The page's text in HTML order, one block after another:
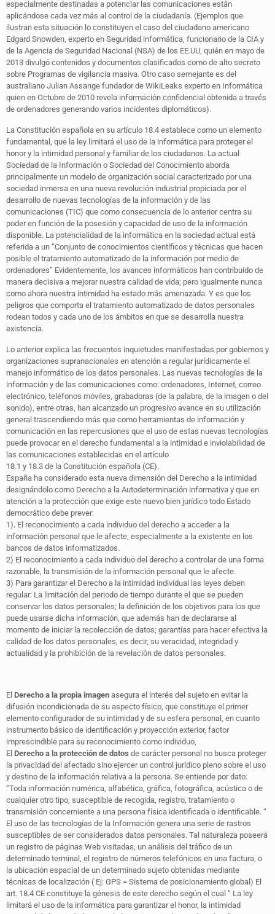
especialmente destinadas a potenciar las comunicaciones están
aplicándose cada vez más al control de la ciudadanía. (Ejemplos que
ilustran esta situación lo constituyen el caso del ciudadano americano
Edgard Snowden, experto en Seguridad informática, funcionario de la CIA y
de la Agencia de Seguridad Nacional (NSA) de los EE.UU, quién en mayo de
2013 divulgó contenidos y documentos clasificados como de alto secreto
sobre Programas de vigilancia masiva. Otro caso semejante es del
australiano Julian Assange fundador de WikiLeaks experto en Informática
quien en Octubre de 2010 revela información confidencial obtenida a través
de ordenadores generando varios incidentes diplomáticos).
La Constitución española en su artículo 18.4 establece como un elemento
fundamental, que la ley limitará el uso de la informática para proteger el
honor y la intimidad personal y familiar de los ciudadanos. La actual
Sociedad de la Información o Sociedad del Conocimiento aborda
principalmente un modelo de organización social caracterizado por una
sociedad inmersa en una nueva revolución industrial propiciada por el
desarrollo de nuevas tecnologías de la información y de las
comunicaciones (TIC) que como consecuencia de lo anterior centra su
poder en función de la posesión y capacidad de uso de la información
disponible. La potencialidad de la informática en la sociedad actual está
referida a un “Conjunto de conocimientos científicos y técnicas que hacen
posible el tratamiento automatizado de la información por medio de
ordenadores” Evidentemente, los avances informáticos han contribuido de
manera decisiva a mejorar nuestra calidad de vida; pero igualmente nunca
como ahora nuestra intimidad ha estado más amenazada. Y es que los
peligros que comporta el tratamiento automatizado de datos personales
rodean todos y cada uno de los ámbitos en que se desarrolla nuestra
existencia.
Lo anterior explica las frecuentes inquietudes manifestadas por gobiernos y
organizaciones supranacionales en atención a regular jurídicamente el
manejo informático de los datos personales. Las nuevas tecnologías de la
información y de las comunicaciones como: ordenadores, Internet, correo
electrónico, teléfonos móviles, grabadoras (de la palabra, de la imagen o del
sonido), entre otras, han alcanzado un progresivo avance en su utilización
general trascendiendo más que como herramientas de información y
comunicación en las repercusiones que el uso de estas nuevas tecnologías
puede provocar en el derecho fundamental a la intimidad e inviolabilidad de
las comunicaciones establecidas en el artículo
18.1 y 18.3 de la Constitución española (CE).
España ha considerado esta nueva dimensión del Derecho a la intimidad
designándolo como Derecho a la Autodeterminación informativa y que en
atención a la protección que exige este nuevo bien jurídico todo Estado
democrático debe prever:
1). El reconocimiento a cada individuo del derecho a acceder a la
información personal que le afecte, especialmente a la existente en los
bancos de datos informatizados.
2) El reconocimiento a cada individuo del derecho a controlar de una forma
razonable, la transmisión de la información personal que le afecte.
3) Para garantizar el Derecho a la intimidad individual las leyes deben
regular: La limitación del periodo de tiempo durante el que se pueden
conservar los datos personales; la definición de los objetivos para los que
puede usarse dicha información, que además han de declararse al
momento de iniciar la recolección de datos; garantías para hacer efectiva la
calidad de los datos personales, es decir, su veracidad, integridad y
actualidad y la prohibición de la revelación de datos personales.
El Derecho a la propia imagen asegura el interés del sujeto en evitar la
difusión incondicionada de su aspecto físico, que constituye el primer
elemento configurador de su intimidad y de su esfera personal, en cuanto
instrumento básico de identificación y proyección exterior, factor
imprescindible para su reconocimiento como individuo,
El Derecho a la protección de datos de carácter personal no busca proteger
la privacidad del afectado sino ejercer un control jurídico pleno sobre el uso
y destino de la información relativa a la persona. Se entiende por dato:
“Toda información numérica, alfabética, gráfica, fotográfica, acústica o de
cualquier otro tipo, susceptible de recogida, registro, tratamiento o
transmisión concerniente a una persona física identificada o identificable. “
El uso de las tecnologías de la Información genera una serie de rastros
susceptibles de ser considerados datos personales. Tal naturaleza poseerá
un registro de páginas Web visitadas, un análisis del tráfico de un
determinado terminal, el registro de números telefónicos en una factura, o
la ubicación espacial de un determinado sujeto obtenidas mediante
técnicas de localización ( Ej: GPS = Sistema de posicionamiento global) El
art. 18.4 CE constituye la génesis de este derecho según el cual “ La ley
limitará el uso de la informática para garantizar el honor, la intimidad